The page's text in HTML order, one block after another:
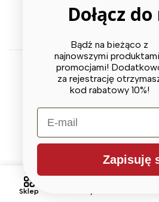
© 2026 X BEAUTY GROUP.
Sklep
Dołącz
Bądź na bieżąco z
najnowszymi
promocjami!
za rejestrację
kod rabatowy 10%!
E-mail
Zapisuję